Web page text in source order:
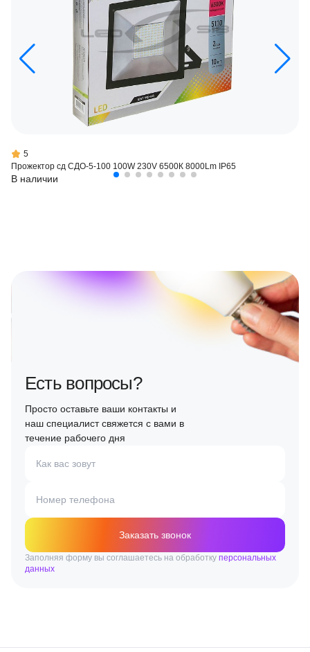
5
Прожектор сд СДО-5-100 100W 230V 6500К 8000Lm IP65
В наличии
Есть вопросы?
Просто оставьте ваши контакты и
наш специалист свяжется с вами в
течение рабочего дня
Как вас зовут
Номер телефона
Заказать звонок
Заполняя форму вы соглашаетесь на обработку персональных
данных